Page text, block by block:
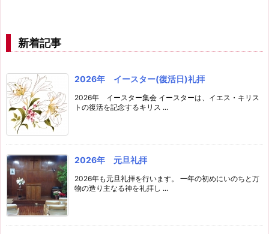
新着記事
2026年 イースター(復活日)礼拝
2026年 イースター集会 イースターは、イエス・キリス
トの復活を記念するキリス ...
2026年 元旦礼拝
2026年も元旦礼拝を行います。 一年の初めにいのちと万
物の造り主なる神を礼拝し ...